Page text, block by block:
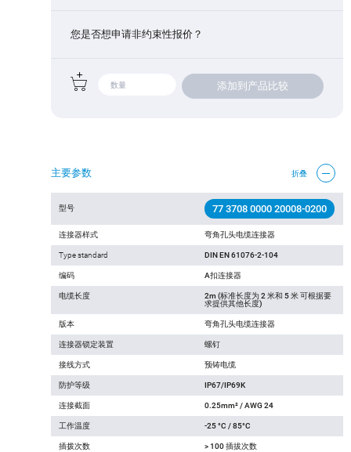
您是否想申请非约束性报价？
添加到产品比较
主要参数 折叠
型号 77 3708 0000 20008-0200
连接器样式 弯角孔头电缆连接器
Type standard DIN EN 61076-2-104
编码 A扣连接器
电缆长度
2m (标准长度为 2 米和 5 米 可根据要
求提供其他长度)
版本 弯角孔头电缆连接器
连接器锁定装置 螺钉
接线方式 预铸电缆
防护等级 IP67/IP69K
连接截面 0.25mm² / AWG 24
工作温度 -25 °C / 85°C
插拨次数 > 100 插拔次数